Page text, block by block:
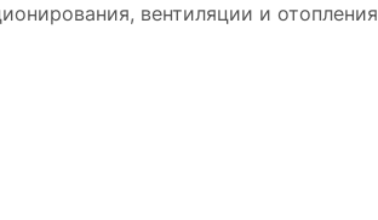
вентиляции и отопления